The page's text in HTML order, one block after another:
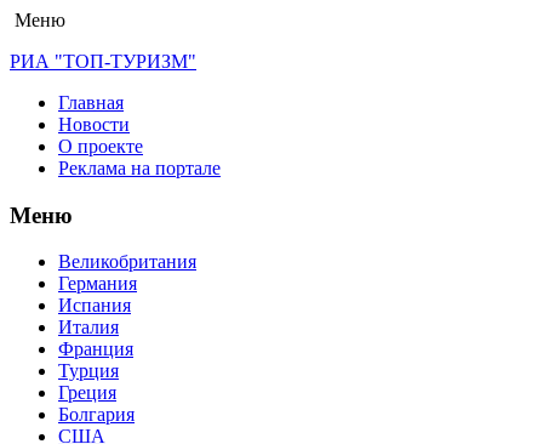
Меню
РИА "ТОП-ТУРИЗМ"
Главная
Новости
О проекте
Реклама на портале
Меню
Великобритания
Германия
Испания
Италия
Франция
Турция
Греция
Болгария
США